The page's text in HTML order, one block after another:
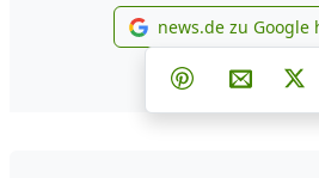
news.de zu Google
Teilen auf
Teilen auf
Per E-